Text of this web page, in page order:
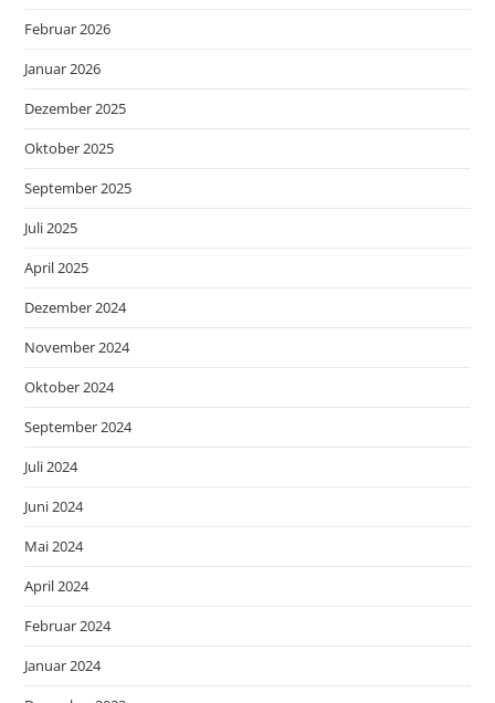
Februar 2026
Januar 2026
Dezember 2025
Oktober 2025
September 2025
Juli 2025
April 2025
Dezember 2024
November 2024
Oktober 2024
September 2024
Juli 2024
Juni 2024
Mai 2024
April 2024
Februar 2024
Januar 2024